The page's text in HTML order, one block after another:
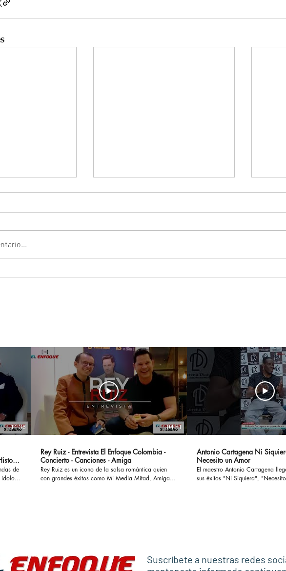
consolida
El Enfoque Colombia
11:36
de
ídolo
04:51
Rey Ruiz - Entrevista El Enfoque Colombia -
Concierto - Canciones - Amiga
Rey Ruiz es un icono de la salsa romántica quien
con grandes éxitos como Mi Media Mitad, Amiga,
#romantico #salsomanos #salsacubana #salsabaul
#salsaconestilo
Antonio Cartagena Ni
Necesito un Amor
El maestro Antonio Cartagena
sus éxitos "Ni Siquiera", "Necesito Un
Suscríbete a nuestras redes